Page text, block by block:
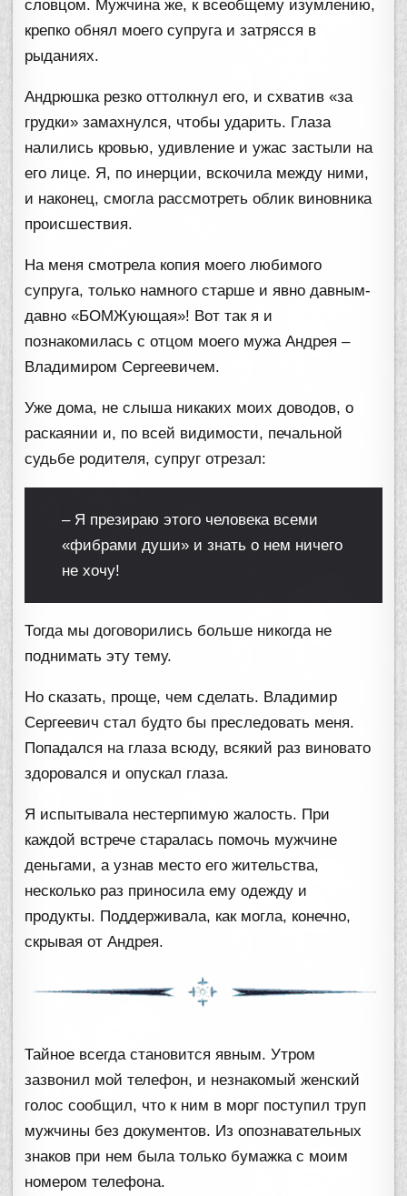
словцом. Мужчина же, к всеобщему изумлению,
крепко обнял моего супруга и затрясся в
рыданиях.
Андрюшка резко оттолкнул его, и схватив «за
грудки» замахнулся, чтобы ударить. Глаза
налились кровью, удивление и ужас застыли на
его лице. Я, по инерции, вскочила между ними,
и наконец, смогла рассмотреть облик виновника
происшествия.
На меня смотрела копия моего любимого
супруга, только намного старше и явно давным-
давно «БОМЖующая»! Вот так я и
познакомилась с отцом моего мужа Андрея –
Владимиром Сергеевичем.
Уже дома, не слыша никаких моих доводов, о
раскаянии и, по всей видимости, печальной
судьбе родителя, супруг отрезал:
– Я презираю этого человека всеми
«фибрами души» и знать о нем ничего
не хочу!
Тогда мы договорились больше никогда не
поднимать эту тему.
Но сказать, проще, чем сделать. Владимир
Сергеевич стал будто бы преследовать меня.
Попадался на глаза всюду, всякий раз виновато
здоровался и опускал глаза.
Я испытывала нестерпимую жалость. При
каждой встрече старалась помочь мужчине
деньгами, а узнав место его жительства,
несколько раз приносила ему одежду и
продукты. Поддерживала, как могла, конечно,
скрывая от Андрея.
Тайное всегда становится явным. Утром
зазвонил мой телефон, и незнакомый женский
голос сообщил, что к ним в морг поступил труп
мужчины без документов. Из опознавательных
знаков при нем была только бумажка с моим
номером телефона.